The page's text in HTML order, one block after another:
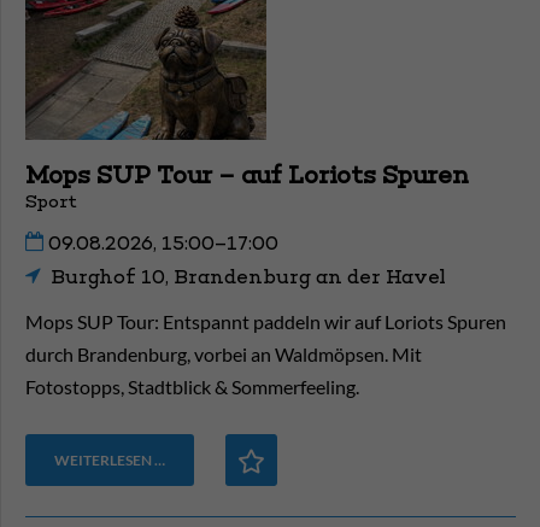
Mops SUP Tour – auf Loriots Spuren
Sport
09.08.2026, 15:00–17:00
Burghof 10, Brandenburg an der Havel
Mops SUP Tour: Entspannt paddeln wir auf Loriots Spuren
durch Brandenburg, vorbei an Waldmöpsen. Mit
Fotostopps, Stadtblick & Sommerfeeling.
WEITERLESEN …